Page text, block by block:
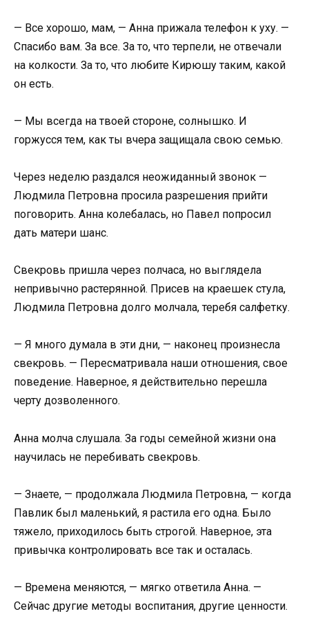
— Все хорошо, мам, — Анна прижала телефон к уху. —
Спасибо вам. За все. За то, что терпели, не отвечали
на колкости. За то, что любите Кирюшу таким, какой
он есть.
— Мы всегда на твоей стороне, солнышко. И
горжусся тем, как ты вчера защищала свою семью.
Через неделю раздался неожиданный звонок —
Людмила Петровна просила разрешения прийти
поговорить. Анна колебалась, но Павел попросил
дать матери шанс.
Свекровь пришла через полчаса, но выглядела
непривычно растерянной. Присев на краешек стула,
Людмила Петровна долго молчала, теребя салфетку.
— Я много думала в эти дни, — наконец произнесла
свекровь. — Пересматривала наши отношения, свое
поведение. Наверное, я действительно перешла
черту дозволенного.
Анна молча слушала. За годы семейной жизни она
научилась не перебивать свекровь.
— Знаете, — продолжала Людмила Петровна, — когда
Павлик был маленький, я растила его одна. Было
тяжело, приходилось быть строгой. Наверное, эта
привычка контролировать все так и осталась.
— Времена меняются, — мягко ответила Анна. —
Сейчас другие методы воспитания, другие ценности.